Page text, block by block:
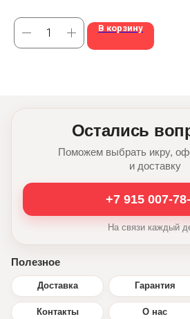
В корзину
Остались
Поможем выбрать икру,
и доставку
+7 915 007-
На связи каждый
Полезное
Доставка Гарантия
Контакты О нас